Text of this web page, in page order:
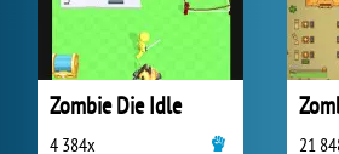
Zombie Die Idle
4 384x 21